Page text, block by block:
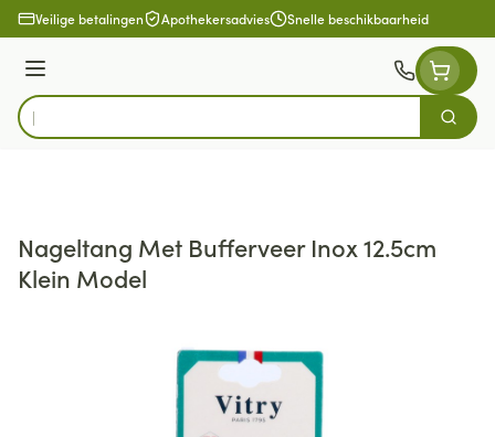
Ga naar de inhoud
Veilige betalingen Apothekersadvies Snelle beschikbaarheid
Menu
Product, merk, categorie...
Zoek
Nageltang Met Bufferveer Inox 12.5cm
Klein Model